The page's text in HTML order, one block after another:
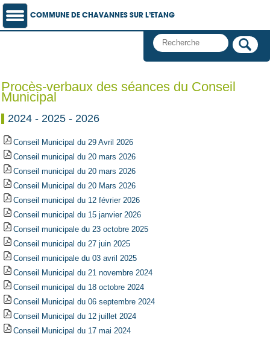
COMMUNE DE CHAVANNES SUR L’ETANG
Procès-verbaux des séances du Conseil
Municipal
2024 - 2025 - 2026
Conseil Municipal du 29 Avril 2026
Conseil municipal du 20 mars 2026
Conseil municipal du 20 mars 2026
Conseil Municipal du 20 Mars 2026
Conseil municipal du 12 février 2026
Conseil municipal du 15 janvier 2026
Conseil municipale du 23 octobre 2025
Conseil municipal du 27 juin 2025
Conseil municipale du 03 avril 2025
Conseil Municipal du 21 novembre 2024
Conseil municipal du 18 octobre 2024
Conseil Municipal du 06 septembre 2024
Conseil Municipal du 12 juillet 2024
Conseil Municipal du 17 mai 2024